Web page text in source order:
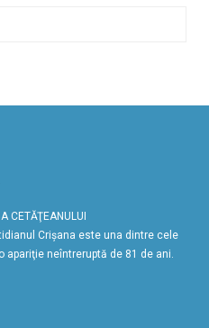
CETĂŢEANULUI
Crişana este una dintre cele
neîntreruptă de 81 de ani.